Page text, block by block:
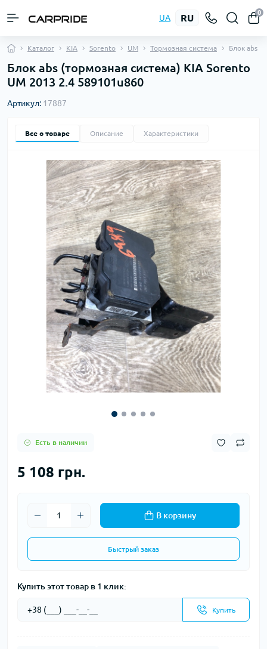
UA RU
0
Каталог KIA Sorento UM Тормозная система Блок abs
Блок abs (тормозная система) KIA Sorento
UM 2013 2.4 589101u860
Артикул: 17887
Все о товаре Описание Характеристики
Есть в наличии
5 108 грн.
В корзину
Быстрый заказ
Купить этот товар в 1 клик:
Купить